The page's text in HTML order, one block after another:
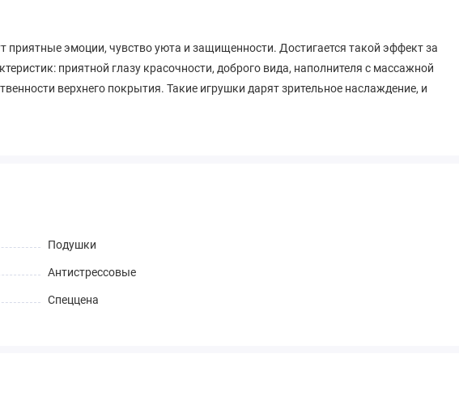
приятные эмоции, чувство уюта и защищенности. Достигается такой эффект за
приятной глазу красочности, доброго вида, наполнителя с массажной
верхнего покрытия. Такие игрушки дарят зрительное наслаждение, и
Подушки
Антистрессовые
Спеццена